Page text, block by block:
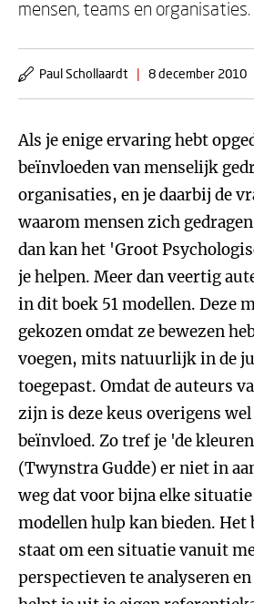
mensen, teams en organisaties.
Paul Schollaardt | 8 december 2010
Als je enige ervaring hebt
beïnvloeden van menselijk
organisaties, en je daarbij de
waarom mensen zich
dan kan het 'Groot
je helpen. Meer dan veertig
in dit boek 51 modellen. Deze
gekozen omdat ze bewezen
voegen, mits natuurlijk in de
toegepast. Omdat de auteurs
zijn is deze keus overigens
beïnvloed. Zo tref je 'de
(Twynstra Gudde) er niet in
weg dat voor bijna elke situatie
modellen hulp kan bieden. Het
staat om een situatie vanuit
perspectieven te analyseren